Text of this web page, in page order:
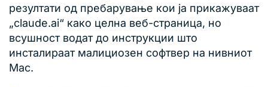
резултати од пребарување кои ја прикажуваат
„claude.ai“ како целна веб-страница, но
всушност водат до инструкции што
инсталираат малициозен софтвер на нивниот
Mac.